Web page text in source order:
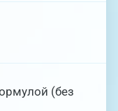
(без